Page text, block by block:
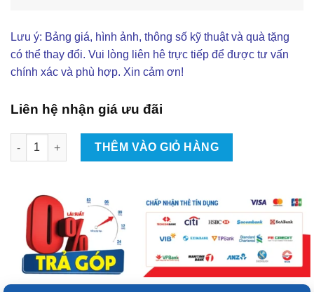
Lưu ý: Bảng giá, hình ảnh, thông số kỹ thuật và quà tặng
có thể thay đổi. Vui lòng liên hê trực tiếp để được tư vấn
chính xác và phù hợp. Xin cảm ơn!
Liên hệ nhận giá ưu đãi
LED Bầu Trời Sao Cửa Sổ Trời Cho Xe Volkswagen Viloran số
THÊM VÀO GIỎ HÀNG